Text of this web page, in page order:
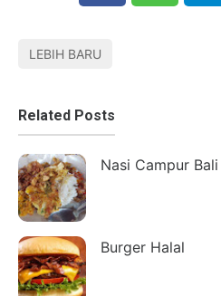
LEBIH BARU
Related Posts
Nasi Campur
Burger Halal